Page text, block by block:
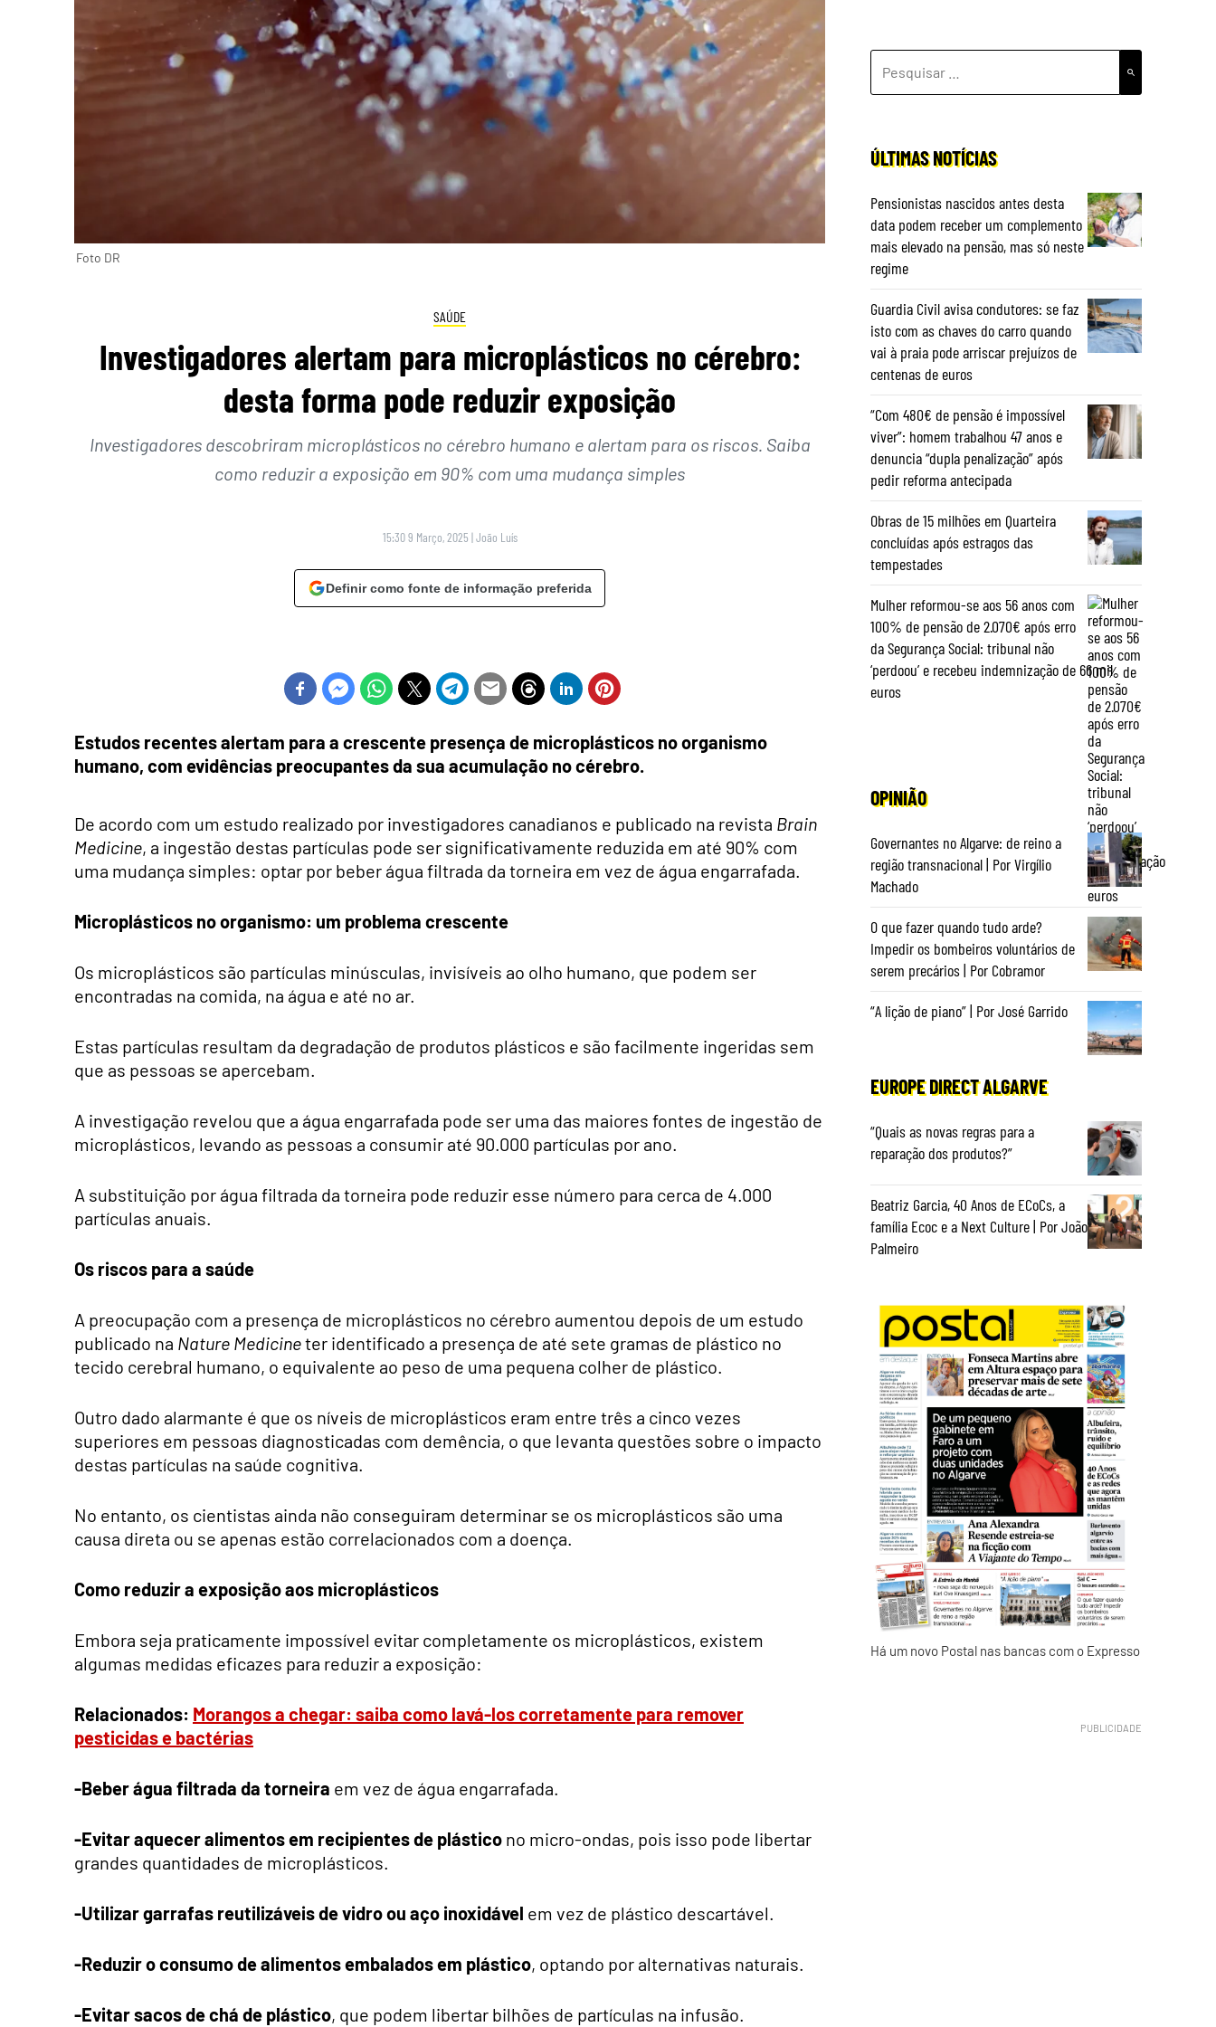
Foto DR
SAÚDE
Investigadores alertam para microplásticos no cérebro:
desta forma pode reduzir exposição
Investigadores descobriram microplásticos no cérebro humano e alertam para os riscos. Saiba
como reduzir a exposição em 90% com uma mudança simples
15:30 9 Março, 2025 |João Luís
Definir como fonte de informação preferida
Estudos recentes alertam para a crescente presença de microplásticos no organismo
humano, com evidências preocupantes da sua acumulação no cérebro.
De acordo com um estudo realizado por investigadores canadianos e publicado na revista Brain
Medicine, a ingestão destas partículas pode ser significativamente reduzida em até 90% com
uma mudança simples: optar por beber água filtrada da torneira em vez de água engarrafada.
Microplásticos no organismo: um problema crescente
Os microplásticos são partículas minúsculas, invisíveis ao olho humano, que podem ser
encontradas na comida, na água e até no ar.
Estas partículas resultam da degradação de produtos plásticos e são facilmente ingeridas sem
que as pessoas se apercebam.
A investigação revelou que a água engarrafada pode ser uma das maiores fontes de ingestão de
microplásticos, levando as pessoas a consumir até 90.000 partículas por ano.
A substituição por água filtrada da torneira pode reduzir esse número para cerca de 4.000
partículas anuais.
Os riscos para a saúde
A preocupação com a presença de microplásticos no cérebro aumentou depois de um estudo
publicado na Nature Medicineter identificado a presença de até sete gramas de plástico no
tecido cerebral humano, o equivalente ao peso de uma pequena colher de plástico.
Outro dado alarmante é que os níveis de microplásticos eram entre três a cinco vezes
superiores em pessoas diagnosticadas com demência, o que levanta questões sobre o impacto
destas partículas na saúde cognitiva.
No entanto, os cientistas ainda não conseguiram determinar se os microplásticos são uma
causa direta ou se apenas estão correlacionados com a doença.
Como reduzir a exposição aos microplásticos
Embora seja praticamente impossível evitar completamente os microplásticos, existem
algumas medidas eficazes para reduzir a exposição:
Relacionados: Morangos a chegar: saiba como lavá-los corretamente para remover
pesticidas e bactérias
-Beber água filtrada da torneira em vez de água engarrafada.
-Evitar aquecer alimentos em recipientes de plástico no micro-ondas, pois isso pode libertar
grandes quantidades de microplásticos.
-Utilizar garrafas reutilizáveis de vidro ou aço inoxidável em vez de plástico descartável.
-Reduzir o consumo de alimentos embalados em plástico, optando por alternativas naturais.
-Evitar sacos de chá de plástico, que podem libertar bilhões de partículas na infusão.
POR:
ÚLTIMAS NOTÍCIAS
Pensionistas nascidos antes desta
data podem receber um complemento
mais elevado na pensão, mas só neste
regime
Guardia Civil avisa condutores: se faz
isto com as chaves do carro quando
vai à praia pode arriscar prejuízos de
centenas de euros
“Com 480€ de pensão é impossível
viver”: homem trabalhou 47 anos e
denuncia “dupla penalização” após
pedir reforma antecipada
Obras de 15 milhões em Quarteira
concluídas após estragos das
tempestades
Mulher reformou-se aos 56 anos com
100% de pensão de 2.070€ após erro
da Segurança Social: tribunal não
‘perdoou’ e recebeu indemnização de 66 mil
euros
OPINIÃO
Governantes no Algarve: de reino a
região transnacional | Por Virgílio
Machado
O que fazer quando tudo arde?
Impedir os bombeiros voluntários de
serem precários | Por Cobramor
“A lição de piano” | Por José Garrido
EUROPE DIRECT ALGARVE
“Quais as novas regras para a
reparação dos produtos?”
Beatriz Garcia, 40 Anos de ECoCs, a
família Ecoc e a Next Culture | Por João
Palmeiro
Há um novo Postal nas bancas com o Expresso